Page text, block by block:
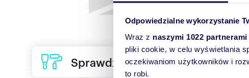
Odpowiedzialne wykorzystanie
Wraz z naszymi 1022 partnerami
pliki cookie, w celu wyświetlania
oczekiwaniom użytkowników i
to robi.
Sprawdź ofertę usług